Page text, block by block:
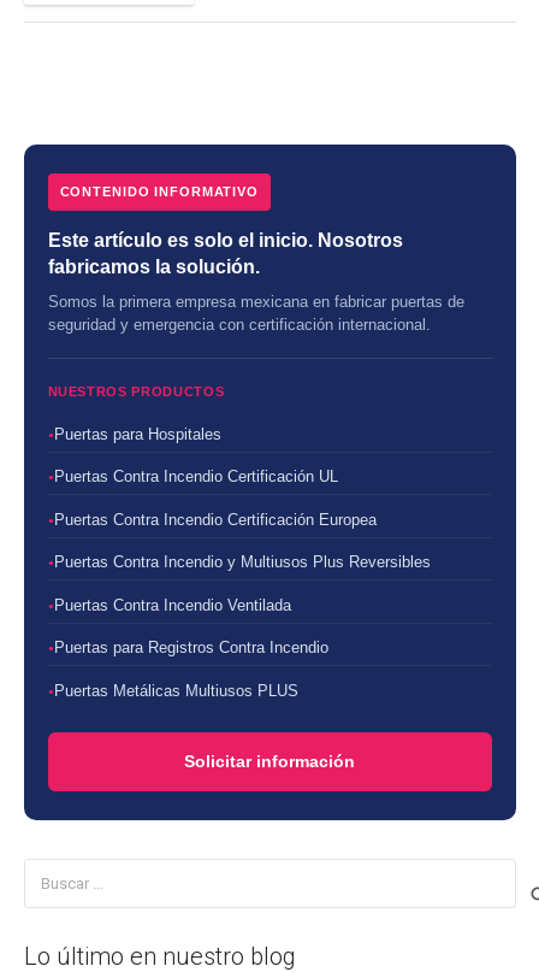
CONTENIDO INFORMATIVO
Este artículo es solo el inicio. Nosotros
fabricamos la solución.
Somos la primera empresa mexicana en fabricar puertas de
seguridad y emergencia con certificación internacional.
NUESTROS PRODUCTOS
Puertas para Hospitales
Puertas Contra Incendio Certificación UL
Puertas Contra Incendio Certificación Europea
Puertas Contra Incendio y Multiusos Plus Reversibles
Puertas Contra Incendio Ventilada
Puertas para Registros Contra Incendio
Puertas Metálicas Multiusos PLUS
Solicitar información
Lo último en nuestro blog